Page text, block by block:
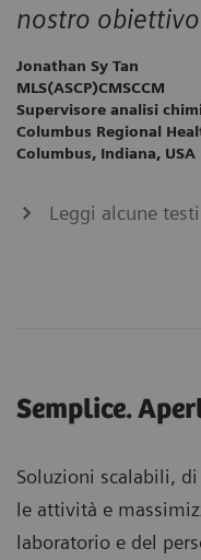
nostro obiettivo
Jonathan Sy Tan
MLS(ASCP)CMSCCM
Supervisore analisi
Columbus Regional
Columbus, Indiana, USA
Leggi alcune
Semplice.
Soluzioni scalabili,
le attività e
laboratorio e del